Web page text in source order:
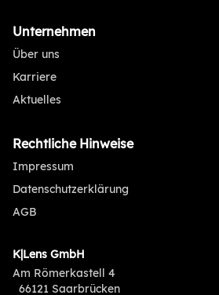
Unternehmen
Über uns
Karriere
Aktuelles
Rechtliche Hinweise
Impressum
Datenschutzerklärung
AGB
K|Lens GmbH
Am Römerkastell 4
66121 Saarbrücken